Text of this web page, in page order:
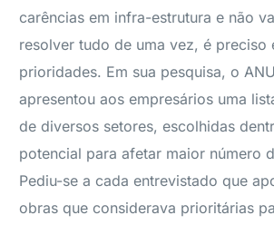
carências em infra-estrutura e não
resolver tudo de uma vez, é preciso
prioridades. Em sua pesquisa, o
apresentou aos empresários uma
de diversos setores, escolhidas
potencial para afetar maior número
Pediu-se a cada entrevistado que
obras que considerava prioritárias